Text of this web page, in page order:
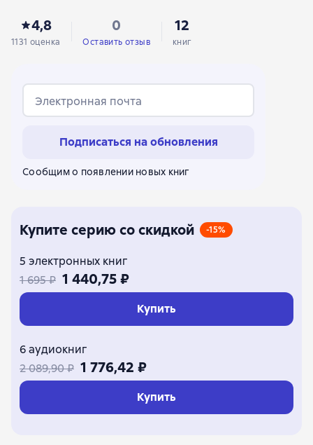
Александр Шкляревский
Семен Панов
4,8
1131 оценка
0
Оставить отзыв
12
книг
Электронная почта
Подписаться на обновления
Сообщим о появлении новых книг
Купите серию со скидкой -15%
5 электронных книг
1 695 ₽ 1 440,75 ₽
Купить
6 аудиокниг
2 089,90 ₽ 1 776,42 ₽
Купить